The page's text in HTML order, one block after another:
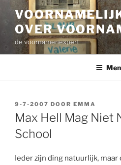
inhoud
OVER
de voornamenexpert
GEPLAATST
OP
9-7-2007 DOOR EMMA
Max Hell Mag Niet
School
Ieder zijn ding natuurlijk,